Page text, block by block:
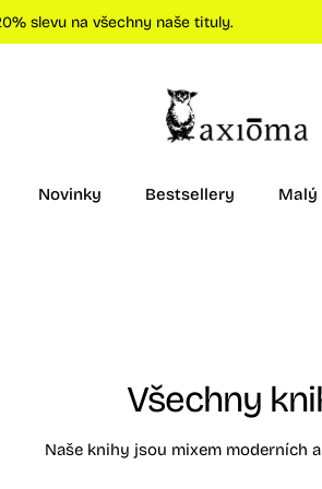
na všechny naše tituly.
Novinky Bestsellery Malý
Všechny
Naše knihy jsou mixem moderních